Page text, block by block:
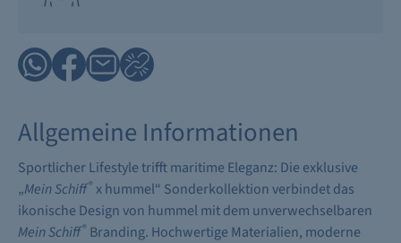
Allgemeine Informationen
Sportlicher Lifestyle trifft maritime Eleganz: Die exklusive
„Mein Schiff® x hummel“ Sonderkollektion verbindet das
ikonische Design von hummel mit dem unverwechselbaren
Mein Schiff® Branding. Hochwertige Materialien, moderne